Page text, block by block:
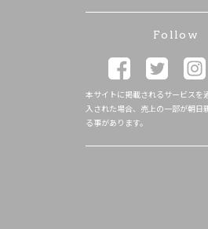
Follow
本サイトに掲載されるサービスを
入された場合、売上の一部が朝日
る事があります。